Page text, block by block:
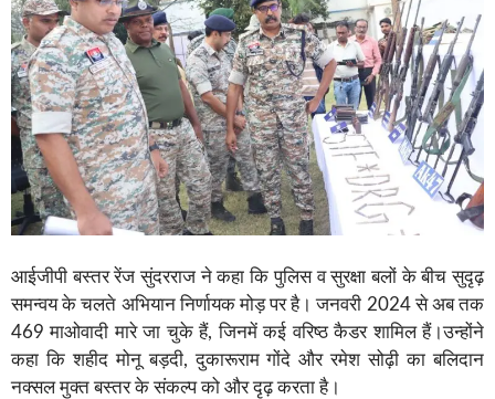
आईजीपी बस्तर रेंज सुंदरराज ने कहा कि पुलिस व सुरक्षा बलों के बीच सुदृढ़
समन्वय के चलते अभियान निर्णायक मोड़ पर है। जनवरी 2024 से अब तक
469 माओवादी मारे जा चुके हैं, जिनमें कई वरिष्ठ कैडर शामिल हैं।उन्होंने
कहा कि शहीद मोनू बड़दी, दुकारूराम गोंदे और रमेश सोढ़ी का बलिदान
नक्सल मुक्त बस्तर के संकल्प को और दृढ़ करता है।